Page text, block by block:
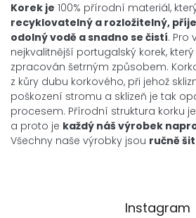
Korek je 100% přírodní materiál,
recyklovatelný a rozložitelný,
odolný vodě a snadno se čistí. Pro
nejkvalitnější portugalský korek,
zpracován šetrným způsobem.
z kůry dubu korkového, při jehož
poškození stromu a sklizeň je tak
procesem. Přírodní struktura korku
a proto je každý náš výrobek
Všechny naše výrobky jsou ručně
Instagram